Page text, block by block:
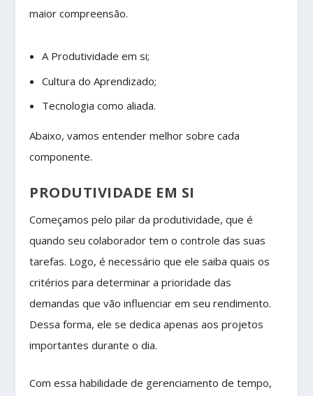
maior compreensão.
A Produtividade em si;
Cultura do Aprendizado;
Tecnologia como aliada.
Abaixo, vamos entender melhor sobre cada
componente.
PRODUTIVIDADE EM SI
Começamos pelo pilar da produtividade, que é
quando seu colaborador tem o controle das suas
tarefas. Logo, é necessário que ele saiba quais os
critérios para determinar a prioridade das
demandas que vão influenciar em seu rendimento.
Dessa forma, ele se dedica apenas aos projetos
importantes durante o dia.
Com essa habilidade de gerenciamento de tempo,